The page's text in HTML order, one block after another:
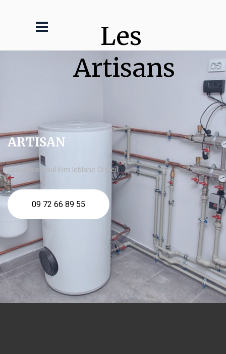
Les
Artisans
ARTISAN
chaudière fioul Elm leblanc Créteil
09 72 66 89 55